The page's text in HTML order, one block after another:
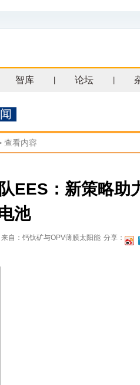
智库 论坛
查看内容
EES：新策略助
池
来自：钙钛矿与OPV薄膜太阳能 分享：